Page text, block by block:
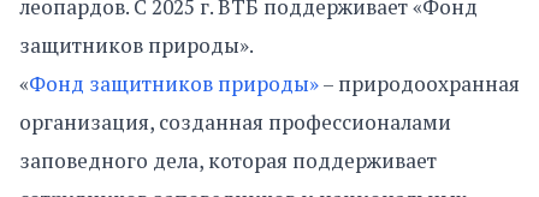
леопардов. С 2025 г. ВТБ поддерживает «Фонд
защитников природы».
«Фонд защитников природы»– природоохранная
организация, созданная профессионалами
заповедного дела, которая поддерживает